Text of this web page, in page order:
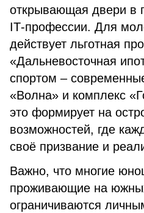
открывающая двери в
IT‑профессии. Для
действует льготная
«Дальневосточная
спортом –
«Волна» и комплекс
это формирует на
возможностей, где
своё призвание и
Важно, что многие
проживающие на
ограничиваются